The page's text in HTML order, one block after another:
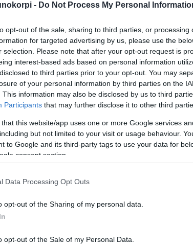
- Do Not Process My Personal
opt-out of the sale, sharing to third parties, or processing
for targeted advertising by us, please use the
selection. Please note that after your opt-out request is
interest-based ads based on personal information
to third parties prior to your opt-out. You may
of your personal information by third parties on the
This information may also be disclosed by us to third
Participants that may further disclose it to other third
that this website/app uses one or more Google services
but not limited to your visit or usage behaviour.
to Google and its third-party tags to use your data for
consent section.
Data Processing Opt Outs
opt-out of the Sharing of my personal data.
opt-out of the Sale of my Personal Data.